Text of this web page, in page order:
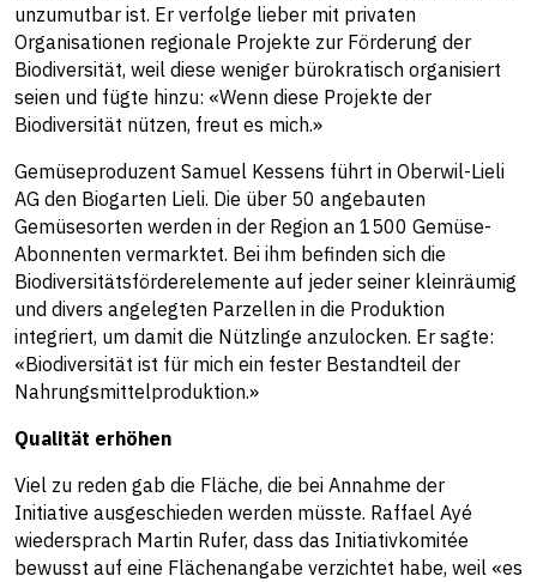
unzumutbar ist. Er verfolge lieber mit privaten
Organisationen regionale Projekte zur Förderung der
Biodiversität, weil diese weniger bürokratisch organisiert
seien und fügte hinzu: «Wenn diese Projekte der
Biodiversität nützen, freut es mich.»
Gemüseproduzent Samuel Kessens führt in Oberwil-Lieli
AG den Biogarten Lieli. Die über 50 angebauten
Gemüsesorten werden in der Region an 1500 Gemüse-
Abonnenten vermarktet. Bei ihm befinden sich die
Biodiversitätsförderelemente auf jeder seiner kleinräumig
und divers angelegten Parzellen in die Produktion
integriert, um damit die Nützlinge anzulocken. Er sagte:
«Biodiversität ist für mich ein fester Bestandteil der
Nahrungsmittelproduktion.»
Qualität erhöhen
Viel zu reden gab die Fläche, die bei Annahme der
Initiative ausgeschieden werden müsste. Raffael Ayé
wiedersprach Martin Rufer, dass das Initiativkomitée
bewusst auf eine Flächenangabe verzichtet habe, weil «es